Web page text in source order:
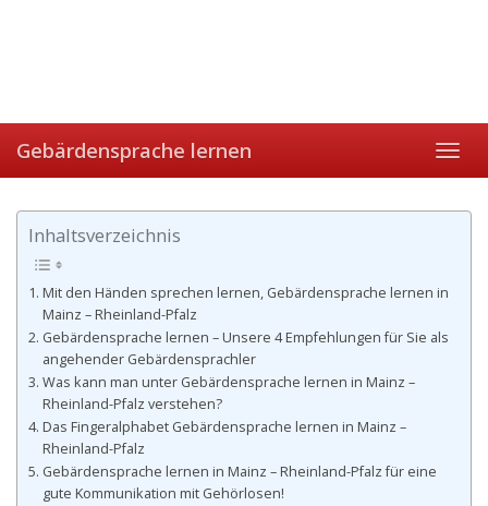
Gebärdensprache lernen
Inhaltsverzeichnis
Mit den Händen sprechen lernen, Gebärdensprache lernen in
Mainz – Rheinland-Pfalz
Gebärdensprache lernen – Unsere 4 Empfehlungen für Sie als
angehender Gebärdensprachler
Was kann man unter Gebärdensprache lernen in Mainz –
Rheinland-Pfalz verstehen?
Das Fingeralphabet Gebärdensprache lernen in Mainz –
Rheinland-Pfalz
Gebärdensprache lernen in Mainz – Rheinland-Pfalz für eine
gute Kommunikation mit Gehörlosen!